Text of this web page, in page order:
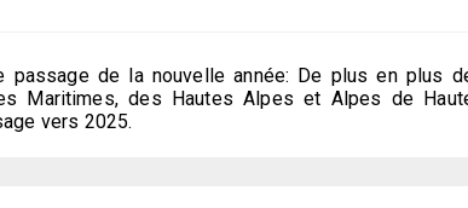
passage de la nouvelle année: De plus en plus
Maritimes, des Hautes Alpes et Alpes de
vers 2025.